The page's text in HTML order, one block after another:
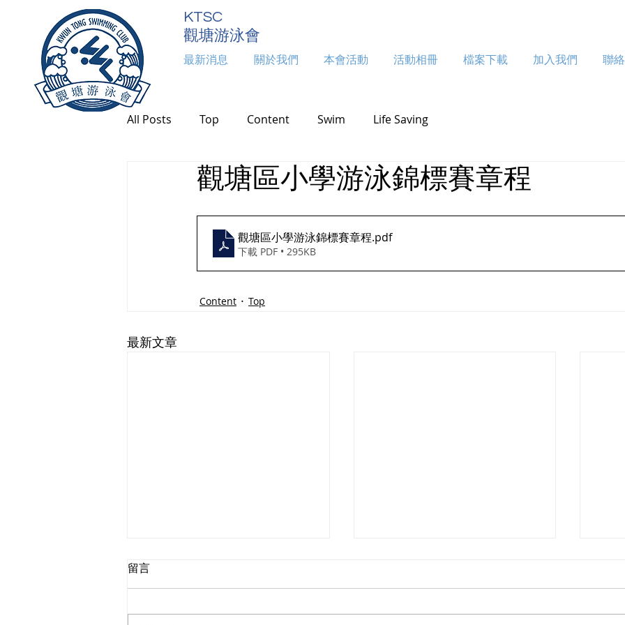
KTSC
觀塘游泳會
最新消息 關於我們 本會活動 活動相冊 檔案下載 加入我們 聯
All Posts Top Content Swim Life Saving
觀塘區小學游泳錦標賽章程
觀塘區小學游泳錦標賽章程.pdf
下載 PDF • 295KB
Content Top
最新文章
留言
最新消息 關於我們 本會活動 活動相冊 檔案下載 加入我們 聯絡我們